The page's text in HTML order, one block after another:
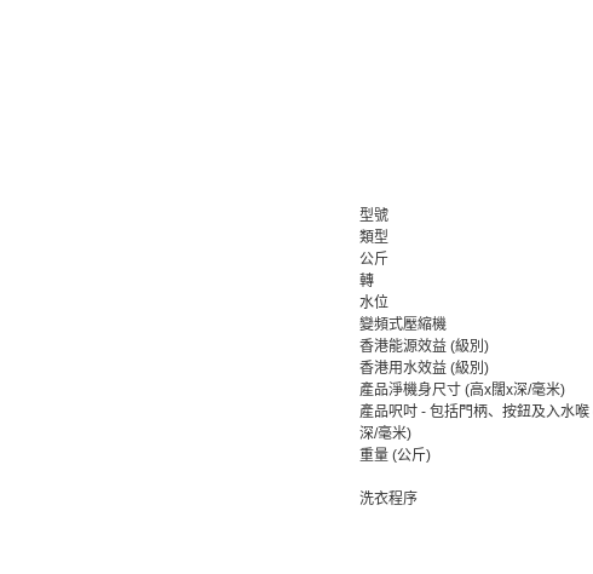
型號
類型
公斤
轉
水位
變頻式壓縮機
香港能源效益 (級別)
香港用水效益 (級別)
產品淨機身尺寸 (高x闊x深/毫米)
產品呎吋 - 包括門柄、按鈕及入水喉
深/毫米)
重量 (公斤)
洗衣程序